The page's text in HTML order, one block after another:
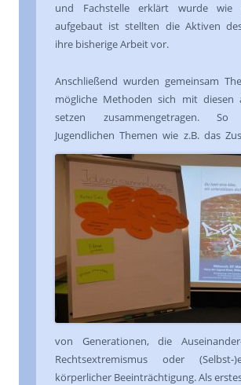
und Fachstelle erklärt wurde wie
aufgebaut ist stellten die Aktiven
ihre bisherige Arbeit vor.
Anschließend wurden gemeinsam
mögliche Methoden sich mit diesen
setzen zusammengetragen.
Jugendlichen Themen wie z.B. das
von Generationen, die
Rechtsextremismus oder
körperlicher Beeinträchtigung. Als